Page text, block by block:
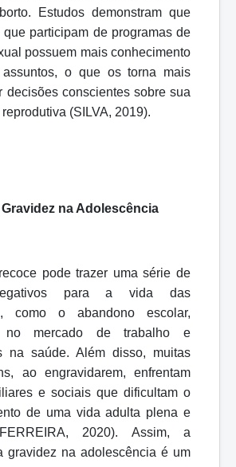
Estudos demonstram que
que participam de programas de
possuem mais conhecimento
o que os torna mais
decisões conscientes sobre sua
(SILVA, 2019).
Gravidez na Adolescência
pode trazer uma série de
para a vida das
como o abandono escolar,
no mercado de trabalho e
na saúde. Além disso, muitas
ao engravidarem, enfrentam
e sociais que dificultam o
de uma vida adulta plena e
2020). Assim, a
gravidez na adolescência é um